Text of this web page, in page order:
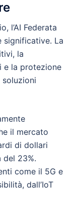
l’AI Federata
significative. La
la
e la protezione
il mercato
di dollari
23%.
come il 5G e
dall’IoT